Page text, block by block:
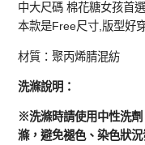
中大尺碼 棉花糖女孩首選
本款是Free尺寸,版型好
材質：聚丙烯腈混紡
洗滌說明：
※洗滌時請使用中性洗
滌，避免褪色、染色狀